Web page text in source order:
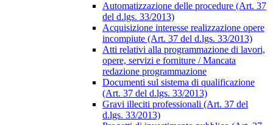
Automatizzazione delle procedure (Art. 37
del d.lgs. 33/2013)
Acquisizione interesse realizzazione opere
incompiute (Art. 37 del d.lgs. 33/2013)
Atti relativi alla programmazione di lavori,
opere, servizi e forniture / Mancata
redazione programmazione
Documenti sul sistema di qualificazione
(Art. 37 del d.lgs. 33/2013)
Gravi illeciti professionali (Art. 37 del
d.lgs. 33/2013)